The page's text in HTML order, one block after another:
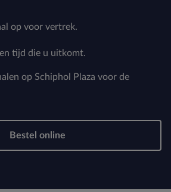
op voor vertrek.
tijd die u uitkomt.
op Schiphol Plaza voor de
Bestel online